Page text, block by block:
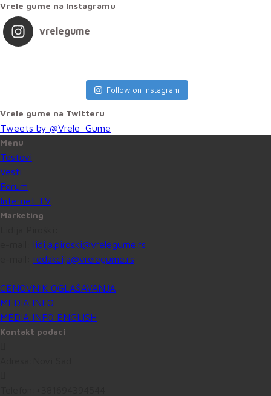
Vrele gume na Instagramu
vrelegume
Follow on Instagram
Vrele gume na Twitteru
Tweets by @Vrele_Gume
Menu
Testovi
Vesti
Forum
Internet TV
Marketing
lidija.piroski@vrelegume.rs
redakcija@vrelegume.rs
CENOVNIK OGLAŠAVANJA
MEDIA INFO
MEDIA INFO ENGLISH
Kontakt podaci